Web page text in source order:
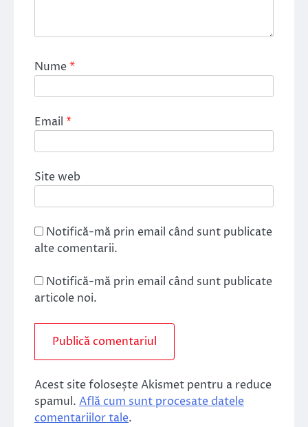
Nume*
Email *
Site web
Notifică-mă prin email când sunt publicate
alte comentarii.
Notifică-mă prin email când sunt publicate
articole noi.
Acest site folosește Akismet pentru a reduce
spamul. Află cum sunt procesate datele
comentariilor tale.